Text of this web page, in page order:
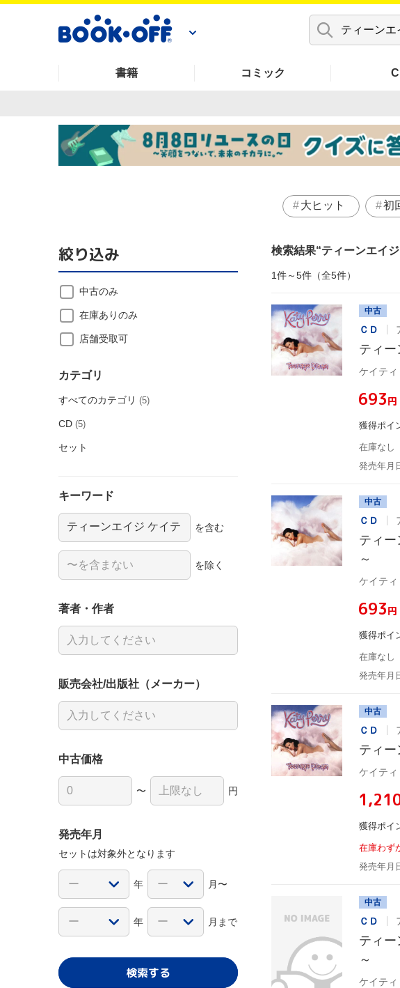
書籍 コミック
大ヒット 初
検索結果 ティーンエイ
1件～5件（全5件）
中古
ＣＤ
ティー
ケイテ
¥693円
獲得ポイ
在庫なし
発売年月
中古
ＣＤ
ティ
～
ケイテ
¥693円
獲得ポイ
在庫なし
発売年月
中古
ＣＤ
ティー
ケイテ
獲得ポイ
在庫わず
発売年月
中古
ＣＤ
ティ
～
ケイテ
絞り込み
中古のみ
在庫ありのみ
店舗受取可
カテゴリ
すべてのカテゴリ (5)
CD (5)
セット
キーワード
を含む
を除く
著者・作者
販売会社/出版社（メーカー）
中古価格
〜 円
発売年月
セットは対象外となります
年 月〜
年 月まで
検索する